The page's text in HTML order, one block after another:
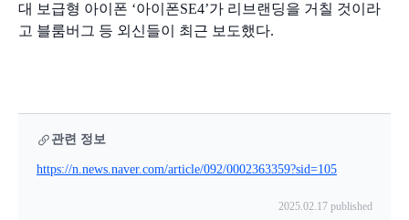
대 보급형 아이폰 ‘아이폰SE4’가 리브랜딩을 거칠 것이라
고 블룸버그 등 외신들이 최근 보도했다.
관련 정보
https://n.news.naver.com/article/092/0002363359?sid=105
2025.02.17 published